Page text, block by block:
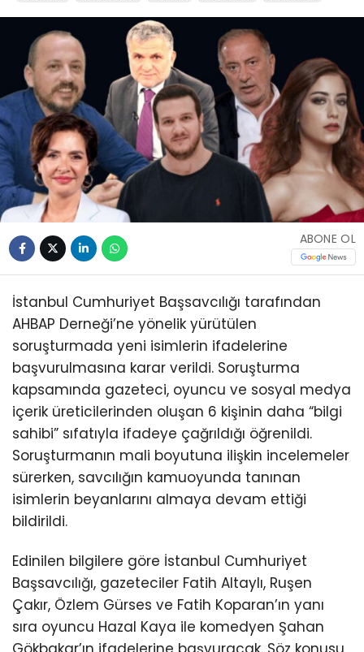
ABONE OL
İstanbul Cumhuriyet Başsavcılığı tarafından
AHBAP Derneği’ne yönelik yürütülen
soruşturmada yeni isimlerin ifadelerine
başvurulmasına karar verildi. Soruşturma
kapsamında gazeteci, oyuncu ve sosyal medya
içerik üreticilerinden oluşan 6 kişinin daha “bilgi
sahibi” sıfatıyla ifadeye çağrıldığı öğrenildi.
Soruşturmanın mali boyutuna ilişkin incelemeler
sürerken, savcılığın kamuoyunda tanınan
isimlerin beyanlarını almaya devam ettiği
bildirildi.
Edinilen bilgilere göre İstanbul Cumhuriyet
Başsavcılığı, gazeteciler Fatih Altaylı, Ruşen
Çakır, Özlem Gürses ve Fatih Koparan’ın yanı
sıra oyuncu Hazal Kaya ile komedyen Şahan